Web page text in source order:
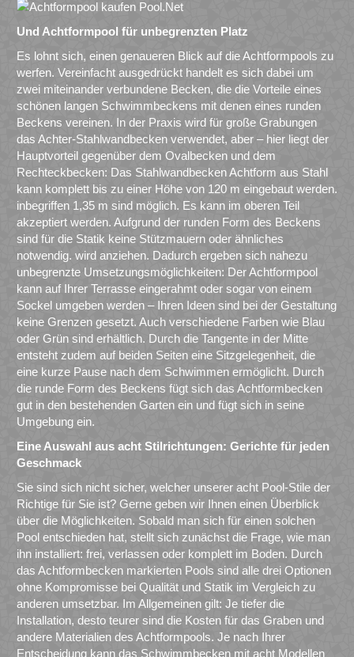
Und Achtformpool für unbegrenzten Platz
Es lohnt sich, einen genaueren Blick auf die Achtformpools zu
werfen. Vereinfacht ausgedrückt handelt es sich dabei um
zwei miteinander verbundene Becken, die die Vorteile eines
schönen langen Schwimmbeckens mit denen eines runden
Beckens vereinen. In der Praxis wird für große Grabungen
das Achter-Stahlwandbecken verwendet, aber – hier liegt der
Hauptvorteil gegenüber dem Ovalbecken und dem
Rechteckbecken: Das Stahlwandbecken Achtform aus Stahl
kann komplett bis zu einer Höhe von 120 m eingebaut werden.
inbegriffen 1,35 m sind möglich. Es kann im oberen Teil
akzeptiert werden. Aufgrund der runden Form des Beckens
sind für die Statik keine Stützmauern oder ähnliches
notwendig. wird anziehen. Dadurch ergeben sich nahezu
unbegrenzte Umsetzungsmöglichkeiten: Der Achtformpool
kann auf Ihrer Terrasse eingerahmt oder sogar von einem
Sockel umgeben werden – Ihren Ideen sind bei der Gestaltung
keine Grenzen gesetzt. Auch verschiedene Farben wie Blau
oder Grün sind erhältlich. Durch die Tangente in der Mitte
entsteht zudem auf beiden Seiten eine Sitzgelegenheit, die
eine kurze Pause nach dem Schwimmen ermöglicht. Durch
die runde Form des Beckens fügt sich das Achtformbecken
gut in den bestehenden Garten ein und fügt sich in seine
Umgebung ein.
Eine Auswahl aus acht Stilrichtungen: Gerichte für jeden
Geschmack
Sie sind sich nicht sicher, welcher unserer acht Pool-Stile der
Richtige für Sie ist? Gerne geben wir Ihnen einen Überblick
über die Möglichkeiten. Sobald man sich für einen solchen
Pool entschieden hat, stellt sich zunächst die Frage, wie man
ihn installiert: frei, verlassen oder komplett im Boden. Durch
das Achtformbecken markierten Pools sind alle drei Optionen
ohne Kompromisse bei Qualität und Statik im Vergleich zu
anderen umsetzbar. Im Allgemeinen gilt: Je tiefer die
Installation, desto teurer sind die Kosten für das Graben und
andere Materialien des Achtformpools. Je nach Ihrer
Entscheidung kann das Schwimmbecken mit acht Modellen